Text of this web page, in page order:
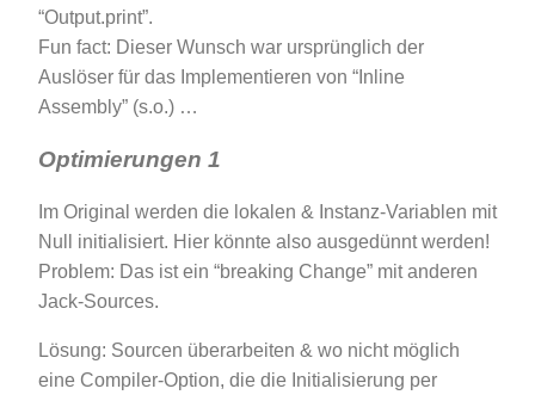
“Output.print”.
Fun fact: Dieser Wunsch war ursprünglich der
Auslöser für das Implementieren von “Inline
Assembly” (s.o.) …
Optimierungen 1
Im Original werden die lokalen & Instanz-Variablen mit
Null initialisiert. Hier könnte also ausgedünnt werden!
Problem: Das ist ein “breaking Change” mit anderen
Jack-Sources.
Lösung: Sourcen überarbeiten & wo nicht möglich
eine Compiler-Option, die die Initialisierung per